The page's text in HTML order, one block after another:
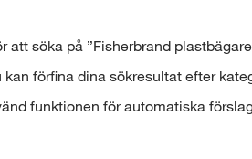
söka på ”Fisherbrand
förfina dina sökresultat efter
funktionen för automatiska